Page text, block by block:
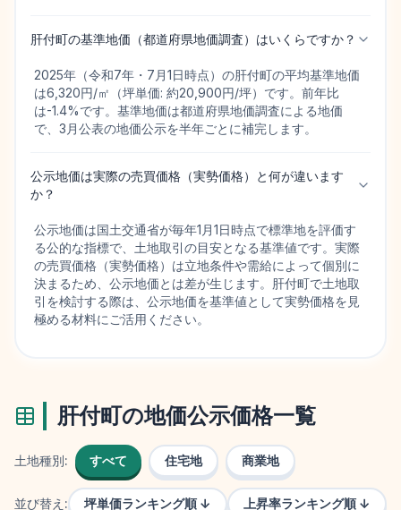
肝付町の基準地価（都道府県地価調査）はいくらですか？
2025年（令和7年・7月1日時点）の肝付町の平均基準地価
は6,320円/㎡（坪単価: 約20,900円/坪）です。前年比
は-1.4%です。基準地価は都道府県地価調査による地価
で、3月公表の地価公示を半年ごとに補完します。
公示地価は実際の売買価格（実勢価格）と何が違います
か？
公示地価は国土交通省が毎年1月1日時点で標準地を評価す
る公的な指標で、土地取引の目安となる基準値です。実際
の売買価格（実勢価格）は立地条件や需給によって個別に
決まるため、公示地価とは差が生じます。肝付町で土地取
引を検討する際は、公示地価を基準値として実勢価格を見
極める材料にご活用ください。
肝付町の地価公示価格一覧
土地種別: すべて 住宅地 商業地
並び替え: 坪単価ランキング順 ↓ 上昇率ランキング順 ↓